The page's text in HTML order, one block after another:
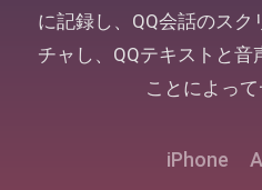
に記録し、QQ会話のス
チャし、QQテキストと
ことによって
iPhone